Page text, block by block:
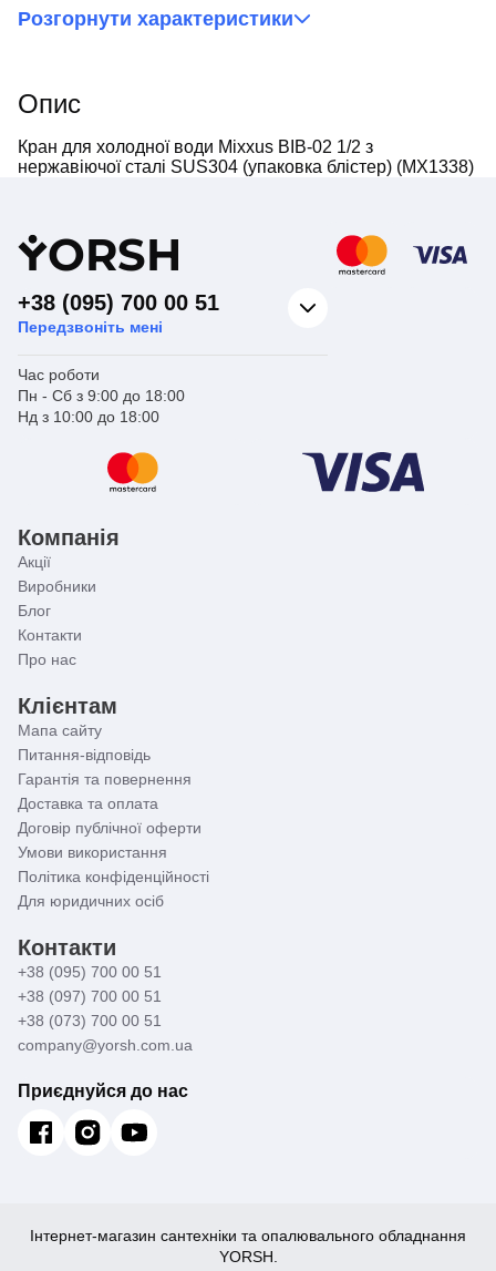
Розгорнути характеристики
Опис
Кран для холодної води Mixxus BIB-02 1/2 з
нержавіючої сталі SUS304 (упаковка блістер) (MX1338)
YORSH
+38 (095) 700 00 51
Передзвоніть мені
Час роботи
Пн - Сб з 9:00 до 18:00
Нд з 10:00 до 18:00
Компанія
Акції
Виробники
Блог
Контакти
Про нас
Клієнтам
Мапа сайту
Питання-відповідь
Гарантія та повернення
Доставка та оплата
Договір публічної оферти
Умови використання
Політика конфіденційності
Для юридичних осіб
Контакти
+38 (095) 700 00 51
+38 (097) 700 00 51
+38 (073) 700 00 51
company@yorsh.com.ua
Приєднуйся до нас
Інтернет-магазин сантехніки та опалювального обладнання
YORSH.